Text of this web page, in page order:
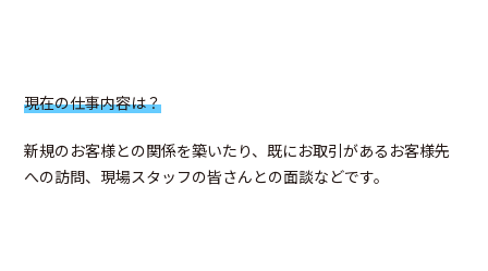
現在の仕事内容は？
新規のお客様との関係を築いたり、既にお取引があるお客様先
への訪問、現場スタッフの皆さんとの面談などです。